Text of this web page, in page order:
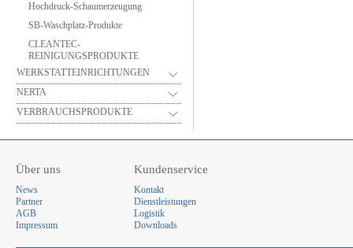
Hochdruck-Schaumerzeugung
SB-Waschplatz-Produkte
CLEANTEC-
REINIGUNGSPRODUKTE
WERKSTATTEINRICHTUNGEN
NERTA
VERBRAUCHSPRODUKTE
Über uns
News
Partner
AGB
Impressum
Kundenservice
Kontakt
Dienstleistungen
Logistik
Downloads